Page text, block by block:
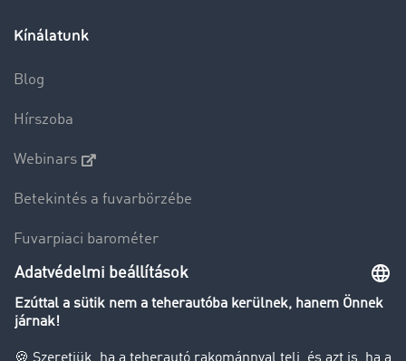
Kínálatunk
Blog
Hírszoba
Webinars
Betekintés a fuvarbörzébe
Fuvarpiaci barométer
Transzportlexikon
Tehergépkocsi-forgalomkorlátozás